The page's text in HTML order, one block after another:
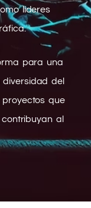
líderes
para una
del
que
al